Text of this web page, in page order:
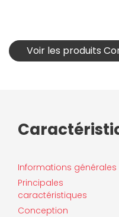
Voir les produits
Informations générales
Principales
caractéristiques
Conception